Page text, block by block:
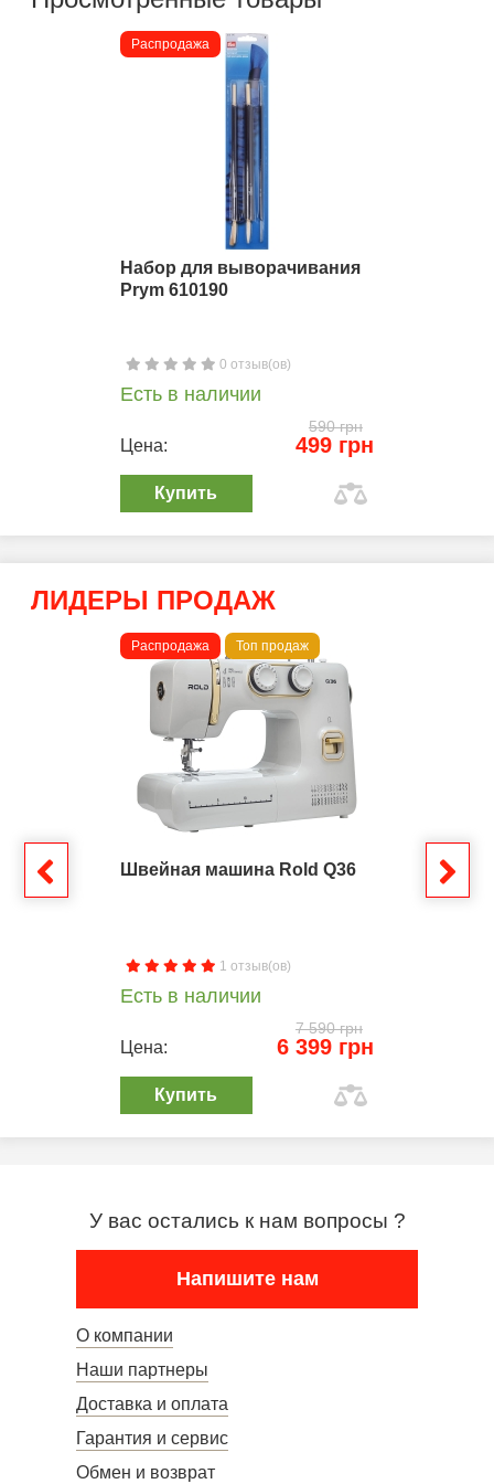
Распродажа
Набор для выворачивания
Prym 610190
0 отзыв(ов)
Есть в наличии
590 грн
Цена: 499 грн
Купить
ЛИДЕРЫ ПРОДАЖ
Распродажа Топ продаж
Швейная машина Rold Q36
1 отзыв(ов)
Есть в наличии
7 590 грн
Цена: 6 399 грн
Купить
У вас остались к нам вопросы ?
Напишите нам
О компании
Наши партнеры
Доставка и оплата
Гарантия и сервис
Обмен и возврат